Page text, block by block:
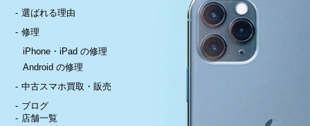
選ばれる理由
修理
iPhone・iPad の修理
Android の修理
中古スマホ買取・販売
ブログ
店舗一覧